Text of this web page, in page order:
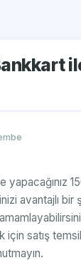
yapacağınız
avantajlı
için satış